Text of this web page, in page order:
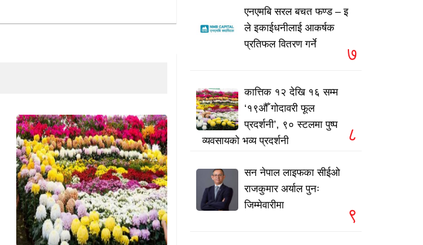
एनएमबि सरल बचत फण्ड – इ
ले इकाईधनीलाई आकर्षक
प्रतिफल वितरण गर्ने
७
कात्तिक १२ देखि १६ सम्म
‘१९औँ गोदावरी फूल
प्रदर्शनी’, ९० स्टलमा पुष्प
व्यवसायको भव्य प्रदर्शनी
८
सन नेपाल लाइफका सीईओ
राजकुमार अर्याल पुनः
जिम्मेवारीमा
९